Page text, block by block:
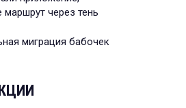
через тень
миграция бабочек